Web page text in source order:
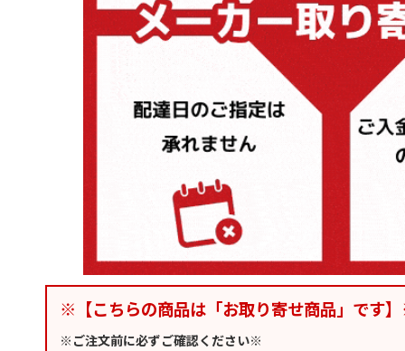
※【こちらの商品は「お取り寄せ商品」です
※ご注文前に必ずご確認ください※